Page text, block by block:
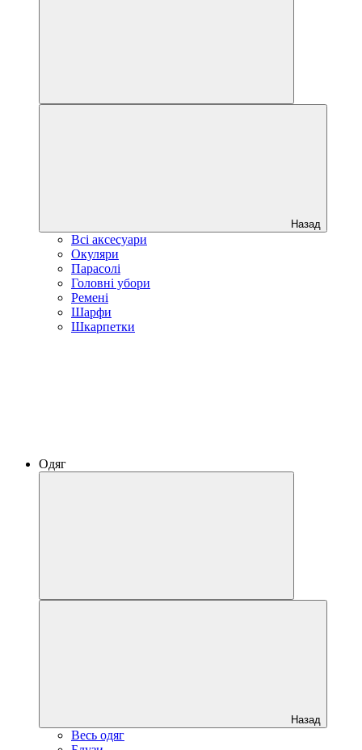
Назад
Всі аксесуари
Окуляри
Парасолі
Головні убори
Ремені
Шарфи
Шкарпетки
Одяг
Назад
Весь одяг